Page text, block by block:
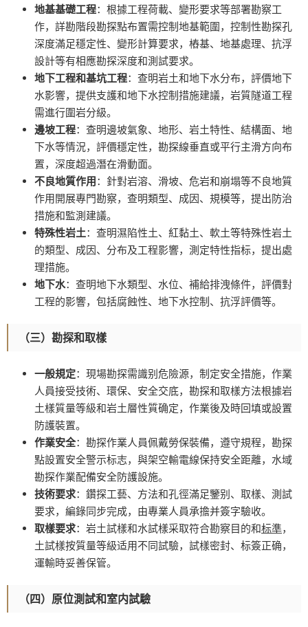
地基基礎工程：根據工程荷載、變形要求等部署勘察工
作，詳勘階段勘探點布置需控制地基範圍，控制性勘探孔
深度滿足穩定性、變形計算要求，樁基、地基處理、抗浮
設計等有相應勘探深度和測試要求。
地下工程和基坑工程：查明岩土和地下水分布，評價地下
水影響，提供支護和地下水控制措施建議，岩質隧道工程
需進行圍岩分級。
邊坡工程：查明邊坡氣象、地形、岩土特性、結構面、地
下水等情況，評價穩定性，勘探線垂直或平行主滑方向布
置，深度超過潛在滑動面。
不良地質作用：針對岩溶、滑坡、危岩和崩塌等不良地質
作用開展專門勘察，查明類型、成因、規模等，提出防治
措施和監測建議。
特殊性岩土：查明濕陷性土、紅黏土、軟土等特殊性岩土
的類型、成因、分布及工程影響，測定特性指标，提出處
理措施。
地下水：查明地下水類型、水位、補給排洩條件，評價對
工程的影響，包括腐蝕性、地下水控制、抗浮評價等。
（三）勘探和取樣
一般規定：現場勘探需識别危險源，制定安全措施，作業
人員接受技術、環保、安全交底，勘探和取樣方法根據岩
土樣質量等級和岩土層性質确定，作業後及時回填或設置
防護裝置。
作業安全：勘探作業人員佩戴勞保裝備，遵守規程，勘探
點設置安全警示标志，與架空輸電線保持安全距離，水域
勘探作業配備安全防護設施。
技術要求：鑽探工藝、方法和孔徑滿足鑒别、取樣、測試
要求，編錄同步完成，由專業人員承擔并簽字驗收。
取樣要求：岩土試樣和水試樣采取符合勘察目的和标準，
土試樣按質量等級适用不同試驗，試樣密封、标簽正确，
運輸時妥善保管。
（四）原位測試和室内試驗